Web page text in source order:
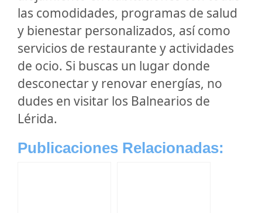
las comodidades, programas de salud
y bienestar personalizados, así como
servicios de restaurante y actividades
de ocio. Si buscas un lugar donde
desconectar y renovar energías, no
dudes en visitar los Balnearios de
Lérida.
Publicaciones Relacionadas: